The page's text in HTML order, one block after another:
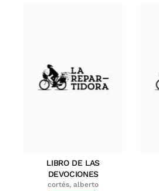
LIBRO DE LAS
DEVOCIONES
cortés, alberto